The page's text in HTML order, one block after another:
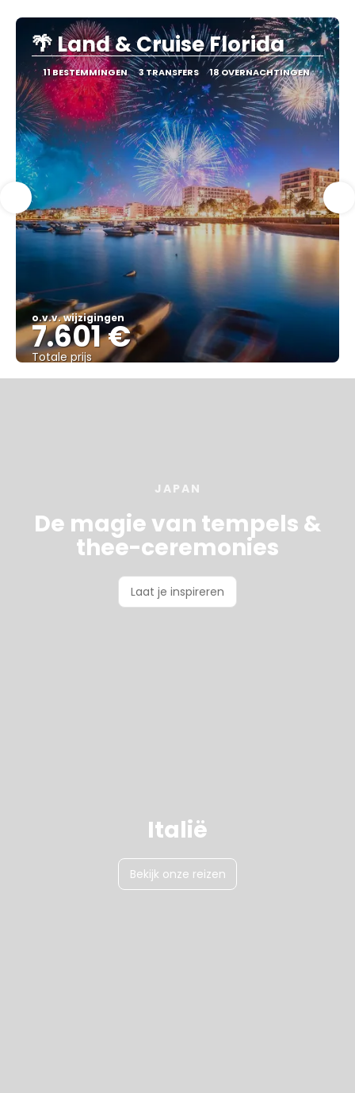
🌴 Land & Cruise Florida
11 BESTEMMINGEN 3 TRANSFERS 18 OVERNACHTINGEN
o.v.v. wijzigingen
7.601 €
Totale prijs
Bekijk
JAPAN
De magie van tempels &
thee-ceremonies
Laat je inspireren
Italië
Bekijk onze reizen